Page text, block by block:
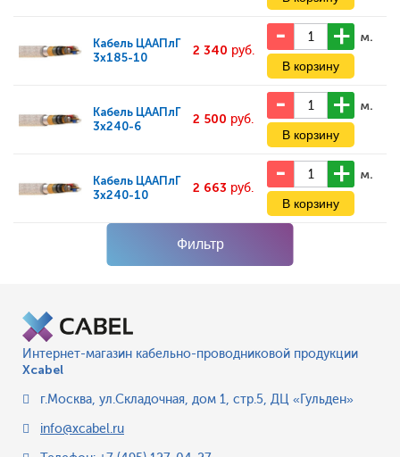
Кабель ЦААПлГ
3x185-10
2 340 руб.
м.
Кабель ЦААПлГ
3x240-6
2 500 руб.
м.
Кабель ЦААПлГ
3x240-10
2 663 руб.
м.
Фильтр
Интернет-магазин кабельно-проводниковой продукции
Xcabel
г.Москва, ул.Складочная, дом 1, стр.5, ДЦ «Гульден»
info@xcabel.ru